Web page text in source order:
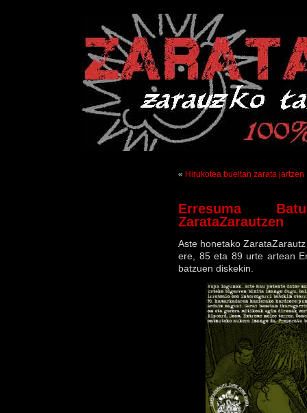
« Hirukotea bueltan zarata jartzen
Erresuma
ZarataZarautzen
Aste honetako
ere, 85 eta 89 urte artean
batzuen diskekin.